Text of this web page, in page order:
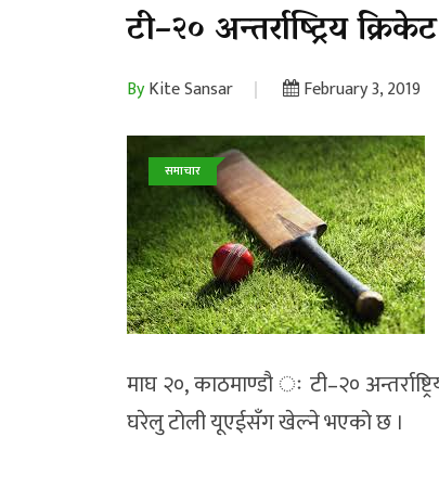
टी–२० अन्तर्राष्ट्रिय
ByKite Sansar February 3, 2019
समाचार
माघ २०, काठमाण्डौ ः टी–२०
घरेलु टोली यूएईसँग खेल्ने भएको छ ।